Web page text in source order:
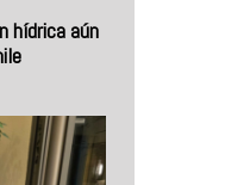
hídrica aún